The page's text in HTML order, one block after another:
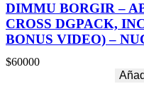
DIMMU BORGIR –
CROSS DGPACK,
BONUS VIDEO) –
$60000